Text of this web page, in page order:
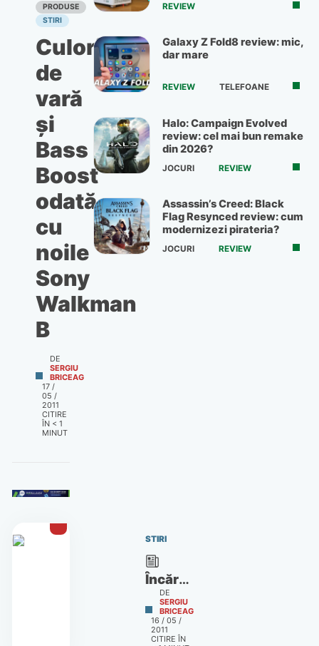
PRODUSE
STIRI
Culori
de
vară
şi
Bass
Boost
odată
cu
noile
Sony
Walkman
B
DE
SERGIU
BRICEAG
17 /
05 /
2011
CITIRE
ÎN < 1
MINUT
STIRI
Încărcătura
specială
a
ultimului
DE
SERGIU
BRICEAG
16 / 05 /
2011
CITIRE ÎN
REVIEW
Galaxy Z Fold8 review: mic,
dar mare
REVIEW TELEFOANE
Halo: Campaign Evolved
review: cel mai bun remake
din 2026?
JOCURI REVIEW
Assassin’s Creed: Black
Flag Resynced review: cum
modernizezi pirateria?
JOCURI REVIEW